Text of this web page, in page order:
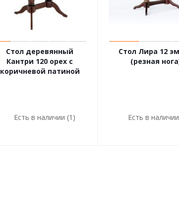
Стол деревянный
Кантри 120 орех с
коричневой патиной
Есть в наличии (1)
Стол Лира 12
(резная
Есть в